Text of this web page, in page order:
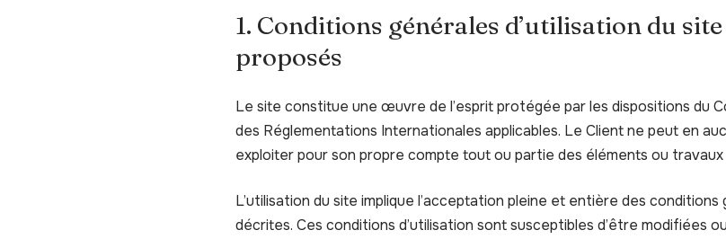
1. Conditions générales d’utilisation du
proposés
Le site constitue une œuvre de l’esprit protégée par les dispositions du
des Réglementations Internationales applicables. Le Client ne peut en
exploiter pour son propre compte tout ou partie des éléments ou travaux
L’utilisation du site implique l’acceptation pleine et entière des conditions
décrites. Ces conditions d’utilisation sont susceptibles d’être modifiées